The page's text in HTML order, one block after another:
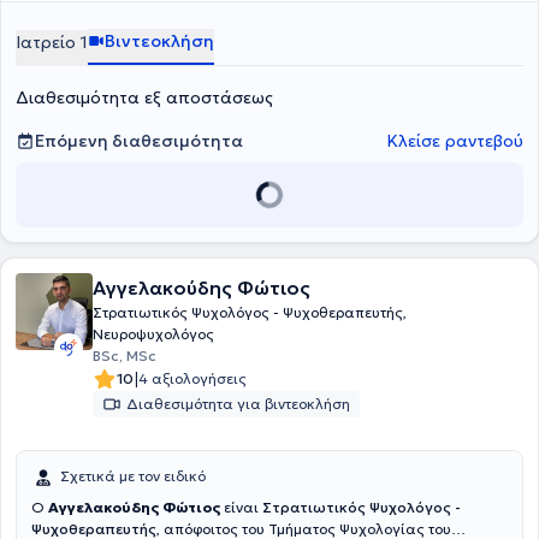
ατομικές ψυχοθεραπευτικές συνεδρίες ενηλίκων και εφήβων στο
πλαίσιο αιτημάτων που αφορούν σε άγχος, φοβίες, κρίσεις
διαχείριση πένθους και διαχείριση διαπροσωπικών δυσκολιών.
Ιατρείο 1 Βιντεοκλήση
Διαθεσιμότητα εξ αποστάσεως
Επόμενη διαθεσιμότητα
Κλείσε ραντεβού
Αγγελακούδης Φώτιος
Στρατιωτικός Ψυχολόγος - Ψυχοθεραπευτής,
Νευροψυχολόγος
BSc, MSc
10|4 αξιολογήσεις
Διαθεσιμότητα για βιντεοκλήση
Σχετικά με τον ειδικό
Ο Αγγελακούδης Φώτιος είναι Στρατιωτικός Ψυχολόγος -
Ψυχοθεραπευτής, απόφοιτος του Τμήματος Ψυχολογίας του